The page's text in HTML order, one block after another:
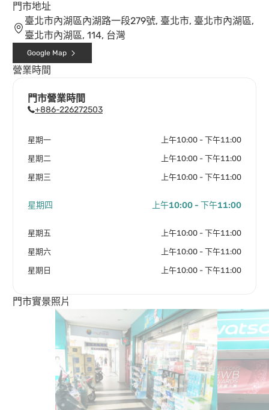
門市地址
臺北市內湖區內湖路一段279號, 臺北市, 臺北市內湖區,
臺北市內湖區, 114, 台灣
Google Map
營業時間
門市營業時間
+886-226272503
星期一 上午10:00 - 下午11:00
星期二 上午10:00 - 下午11:00
星期三 上午10:00 - 下午11:00
星期四 上午10:00 - 下午11:00
星期五 上午10:00 - 下午11:00
星期六 上午10:00 - 下午11:00
星期日 上午10:00 - 下午11:00
門市實景照片